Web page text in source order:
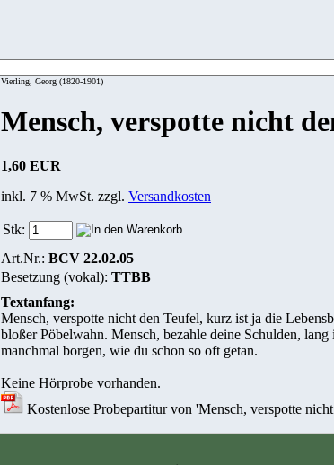
Vierling, Georg (1820-1901)
Mensch, verspotte nicht
1,60 EUR
inkl. 7 % MwSt. zzgl. Versandkosten
Stk:
Art.Nr.: BCV 22.02.05
Besetzung (vokal): TTBB
Textanfang:
Mensch, verspotte nicht den Teufel, kurz ist ja die
bloßer Pöbelwahn. Mensch, bezahle deine Schulden,
manchmal borgen, wie du schon so oft getan.
Keine Hörprobe vorhanden.
Kostenlose Probepartitur von 'Mensch, verspotte